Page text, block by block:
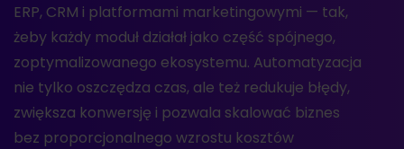
ERP, CRM i platformami marketingowymi — tak,
żeby każdy moduł działał jako część spójnego,
zoptymalizowanego ekosystemu. Automatyzacja
nie tylko oszczędza czas, ale też redukuje błędy,
zwiększa konwersję i pozwala skalować biznes
bez proporcjonalnego wzrostu kosztów